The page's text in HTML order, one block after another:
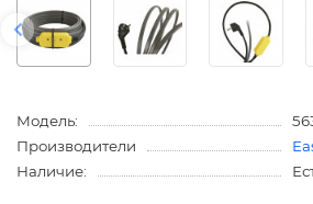
Модель:
Производители
Наличие: